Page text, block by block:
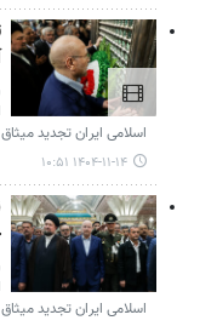
اسلامی ایران تجدید
۱۴۰۴-۱۱-۱۴ ۱۰:۵۱
اسلامی ایران تجدید